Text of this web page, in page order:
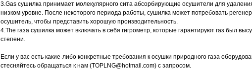
3.Gas сушилка принимает молекулярного сита абсорбирующие осушители для
низком уровне. После некоторого периода работы, сушилка может потребовать
осушитель, чтобы представить хорошую производительность.
4.The газа сушилка может включать в себя гигрометр, которые гарантируют газ был
степени.
Если у вас есть какие-либо конкретные требования к осушки природного газа
стесняйтесь обращаться к нам (TOPLNG@hotmail.com) с запросом.